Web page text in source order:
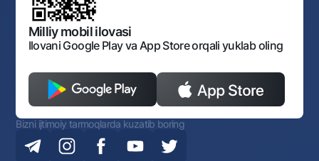
Ochiq ma'lumotlar
Monopoliyaga qarshi komplaens
Milliy mobil ilovasi
Ilovani Google Play va App Store orqali yuklab oling
Bizni ijtimoiy tarmoqlarda kuzatib boring